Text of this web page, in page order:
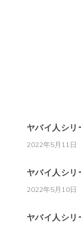
ヤバイ人シ
2022年5月11日
ヤバイ人シ
2022年5月10日
ヤバイ人シ